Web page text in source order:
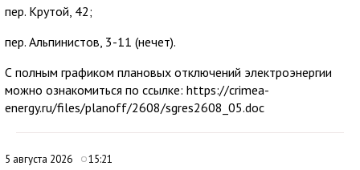
пер. Крутой, 42;
пер. Альпинистов, 3-11 (нечет).
С полным графиком плановых отключений электроэнергии
можно ознакомиться по ссылке: https://crimea-
energy.ru/files/planoff/2608/sgres2608_05.doc
5 августа 2026 15:21